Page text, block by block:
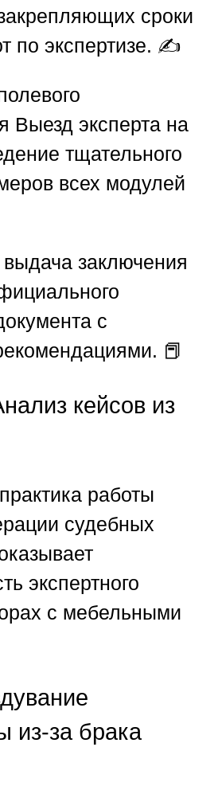
сроки
по экспертизе. ✍️
Выезд эксперта на
тщательного
всех модулей
выдача заключения
с
📕
кейсов из
работы
судебных
экспертного
с мебельными
из-за брака